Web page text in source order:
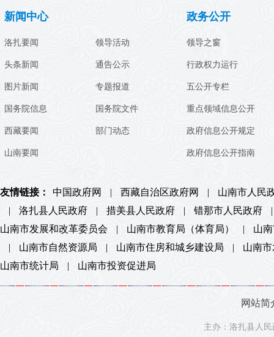
新闻中心
洛扎要闻
头条新闻
图片新闻
国务院信息
西藏要闻
山南要闻
领导活动
通告公示
专题报道
国务院文件
部门动态
政务公开
领导之窗
行政权力运行
五公开专栏
重点领域信息公开
政府信息公开规定
政府信息公开指南
友情链接： 中国政府网 | 西藏自治区政府网 |
山南市人民
|
洛扎县人民政府 | 措美县人民政府 | 错那市人民政府
|
山南市发展和改革委员会
| 山南市教育局（体育局） |
山
|
山南市自然资源局 | 山南市住房和城乡建设局 |
山南
山南市统计局
| 山南市投资促进局
网站简
主办：洛扎县人